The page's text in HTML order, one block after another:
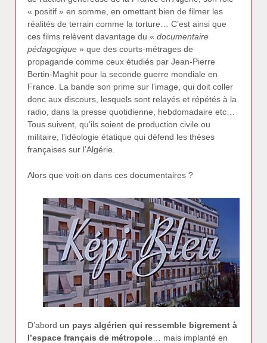
« positif » en somme, en omettant bien de filmer les
réalités de terrain comme la torture… C’est ainsi que
ces films relèvent davantage du « documentaire
pédagogique » que des courts-métrages de
propagande comme ceux étudiés par Jean-Pierre
Bertin-Maghit pour la seconde guerre mondiale en
France. La bande son prime sur l’image, qui doit coller
donc aux discours, lesquels sont relayés et répétés à la
radio, dans la presse quotidienne, hebdomadaire etc…
Tous suivent, qu’ils soient de production civile ou
militaire, l’idéologie étatique qui défend les thèses
françaises sur l’Algérie.
Alors que voit-on dans ces documentaires ?
D’abord un pays algérien qui ressemble bigrement à
l’espace français de métropole… mais implanté en